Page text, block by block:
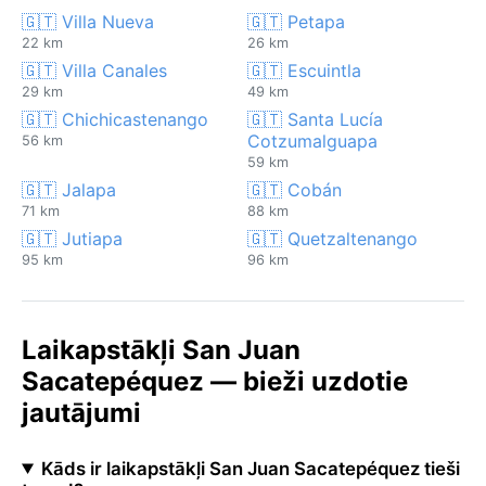
🇬🇹 Villa Nueva
22 km
🇬🇹 Petapa
26 km
🇬🇹 Villa Canales
29 km
🇬🇹 Escuintla
49 km
🇬🇹 Chichicastenango
56 km
🇬🇹 Santa Lucía
Cotzumalguapa
59 km
🇬🇹 Jalapa
71 km
🇬🇹 Cobán
88 km
🇬🇹 Jutiapa
95 km
🇬🇹 Quetzaltenango
96 km
Laikapstākļi San Juan
Sacatepéquez — bieži uzdotie
jautājumi
Kāds ir laikapstākļi San Juan Sacatepéquez tieši